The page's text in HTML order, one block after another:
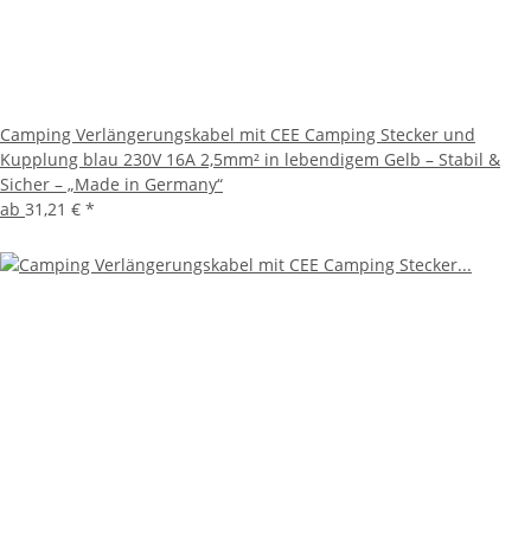
Camping Verlängerungskabel mit CEE Camping Stecker und
Kupplung blau 230V 16A 2,5mm² in lebendigem Gelb – Stabil &
Sicher – „Made in Germany“
ab 31,21 € *